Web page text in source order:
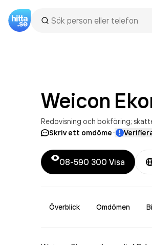
Weicon
Redovisning och bokföring;
Skriv ett omdöme·
08-590 300 Visa
Överblick Omdömen